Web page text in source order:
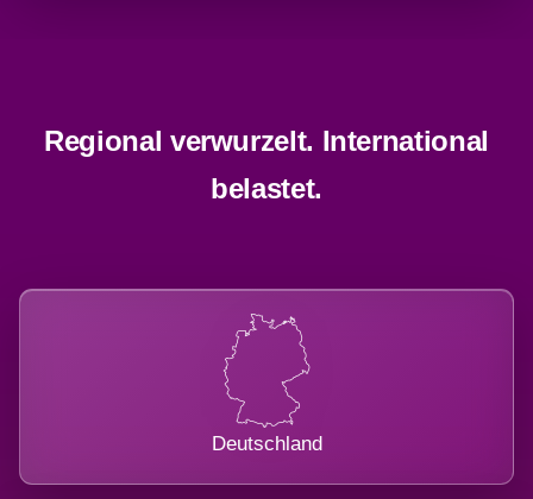
Regional verwurzelt. International
belastet.
Deutschland